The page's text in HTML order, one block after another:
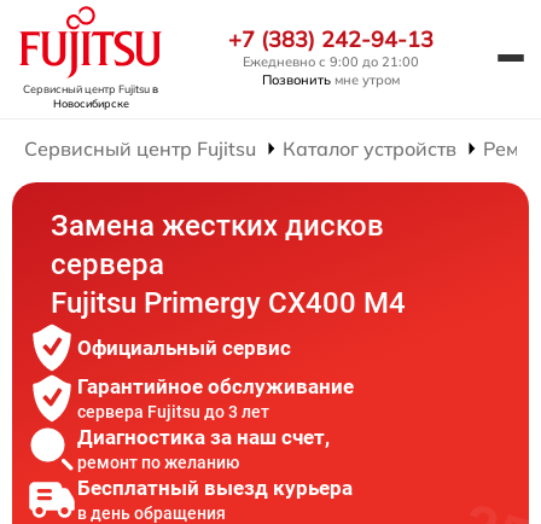
Сервисный центр Fujitsuв
Новосибирске
+7 (383) 242-94-13
Ежедневно с 9:00 до 21:00
Позвонить мне утром
Сервисный центр Fujitsu Каталог устройств
Замена жестких дисков
сервера
Fujitsu Primergy CX400 M4
Официальный сервис
Гарантийное обслуживание
сервера Fujitsu до 3 лет
Диагностика за наш счет,
ремонт по желанию
Бесплатный выезд курьера
в день обращения